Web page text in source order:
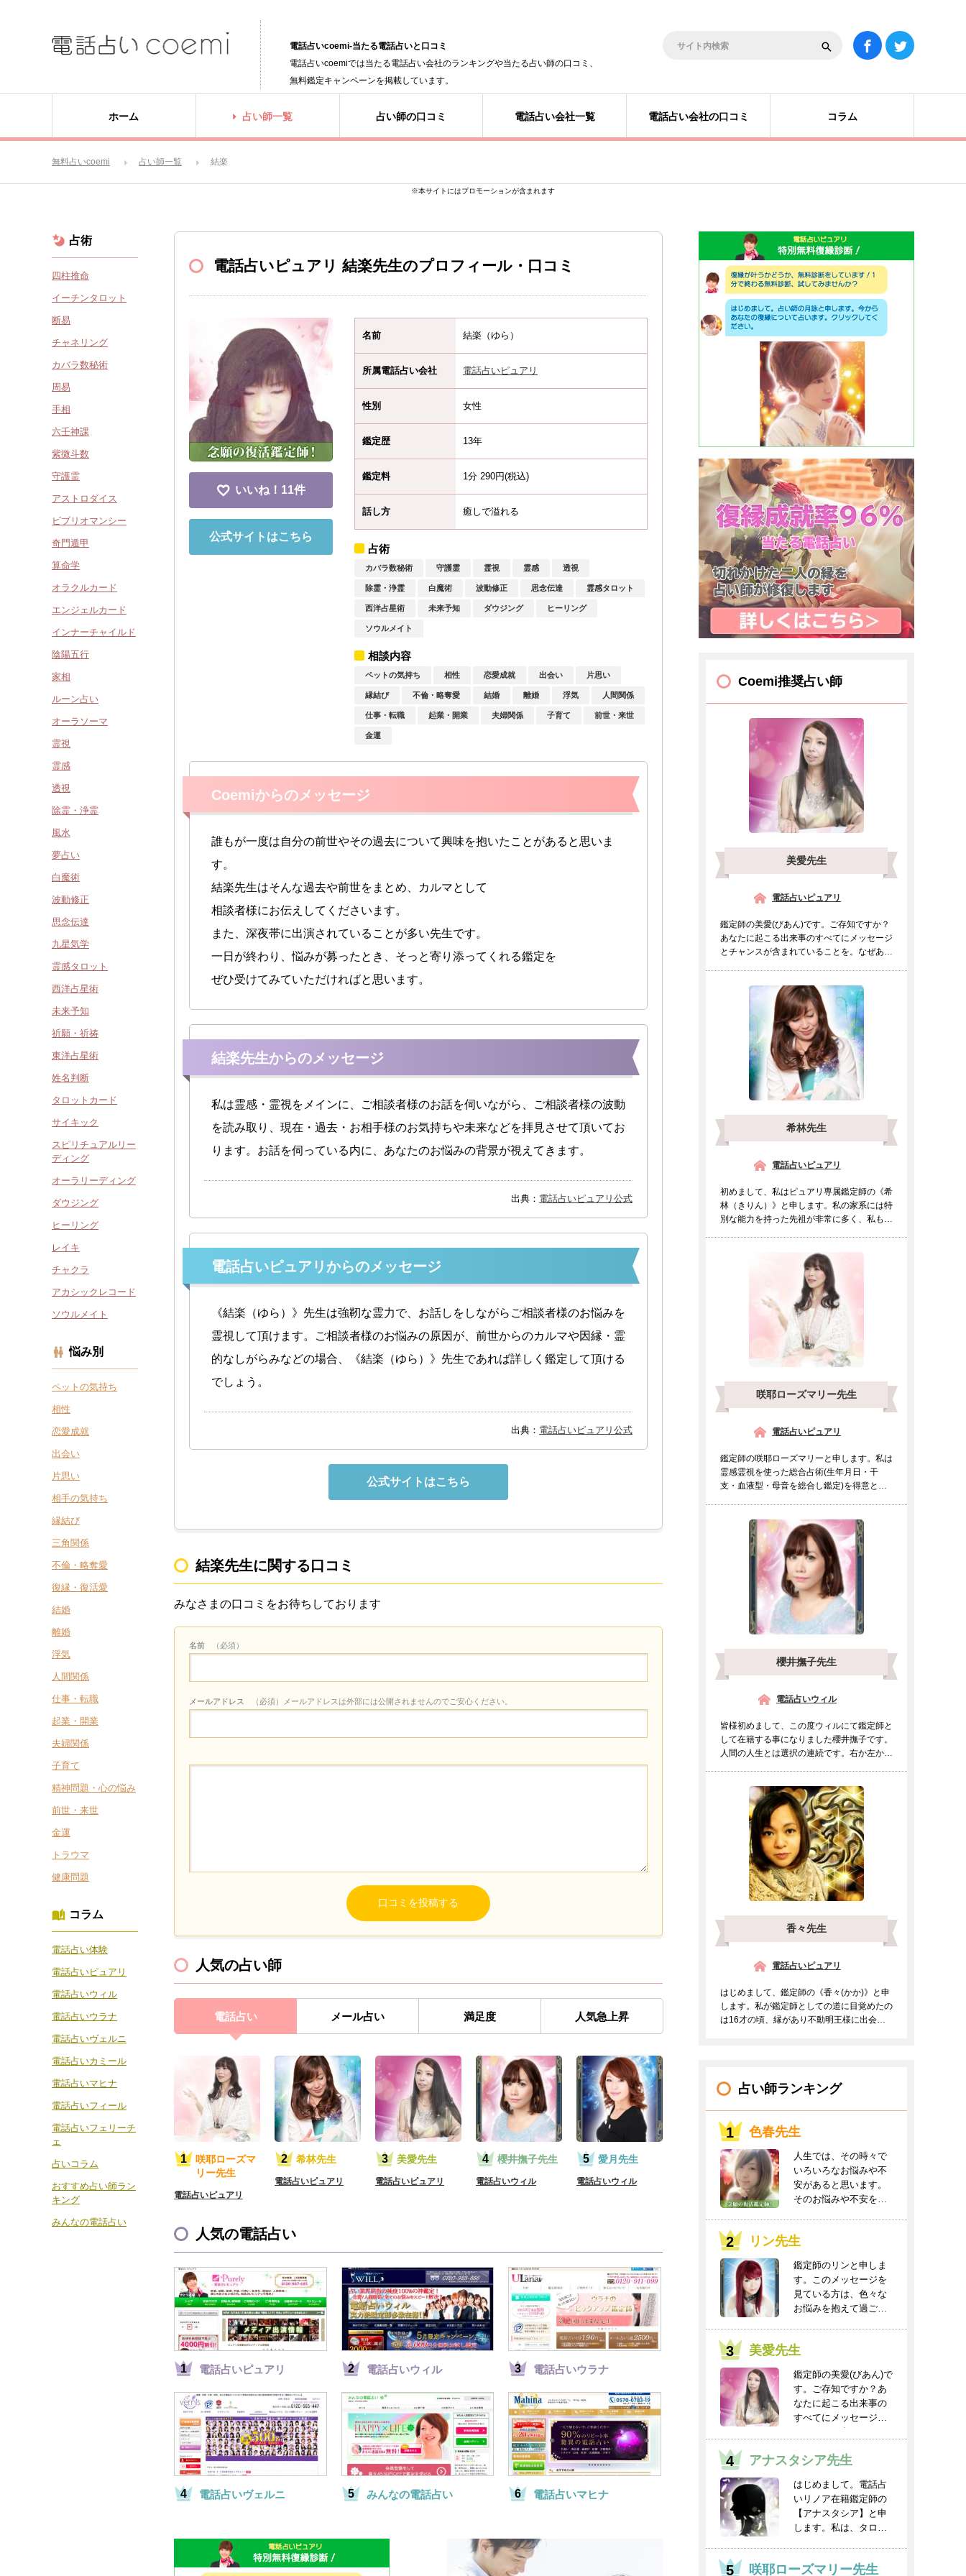
電話占いcoemi-当たる電話占いと口コミ
電話占いcoemiでは当たる電話占い会社のランキングや当たる占い師の口コミ、
無料鑑定キャンペーンを掲載しています。
ホーム 占い師一覧 占い師の口コミ 電話占い会社一覧 電話占い会社の口コミ コラム
無料占いcoemi 占い師一覧 結楽
※本サイトにはプロモーションが含まれます
電話占いピュアリ 結楽先生のプロフィール・口コミ
いいね！ 11件
公式サイトはこちら
名前 結楽（ゆら）
所属電話占い会社 電話占いピュアリ
性別 女性
鑑定歴 13年
鑑定料 1分 290円(税込)
話し方 癒しで溢れる
占術
カバラ数秘術 守護霊 霊視 霊感 透視
除霊・浄霊 白魔術 波動修正 思念伝達 霊感タロット
西洋占星術 未来予知 ダウジング ヒーリング
ソウルメイト
相談内容
ペットの気持ち 相性 恋愛成就 出会い 片思い
縁結び 不倫・略奪愛 結婚 離婚 浮気 人間関係
仕事・転職 起業・開業 夫婦関係 子育て 前世・来世
金運
Coemiからのメッセージ
誰もが一度は自分の前世やその過去について興味を抱いたことがあると思いま
す。
結楽先生はそんな過去や前世をまとめ、カルマとして
相談者様にお伝えしてくださいます。
また、深夜帯に出演されていることが多い先生です。
一日が終わり、悩みが募ったとき、そっと寄り添ってくれる鑑定を
ぜひ受けてみていただければと思います。
結楽先生からのメッセージ
私は霊感・霊視をメインに、ご相談者様のお話を伺いながら、ご相談者様の波動
を読み取り、現在・過去・お相手様のお気持ちや未来などを拝見させて頂いてお
ります。お話を伺っている内に、あなたのお悩みの背景が視えてきます。
出典： 電話占いピュアリ公式
電話占いピュアリからのメッセージ
《結楽（ゆら）》先生は強靭な霊力で、お話しをしながらご相談者様のお悩みを
霊視して頂けます。ご相談者様のお悩みの原因が、前世からのカルマや因縁・霊
的なしがらみなどの場合、《結楽（ゆら）》先生であれば詳しく鑑定して頂ける
でしょう。
出典： 電話占いピュアリ公式
公式サイトはこちら
結楽先生に関する口コミ
みなさまの口コミをお待ちしております
名前 （必須）
メールアドレス （必須）メールアドレスは外部には公開されませんのでご安心ください。
人気の占い師
電話占い メール占い 満足度 人気急上昇
咲耶ローズマ
リー先生
電話占いピュアリ
希林先生
電話占いピュアリ
美愛先生
電話占いピュアリ
櫻井撫子先生
電話占いウィル
愛月先生
電話占いウィル
人気の電話占い
電話占いピュアリ 電話占いウィル 電話占いウラナ
電話占いヴェルニ みんなの電話占い 電話占いマヒナ
Coemi推奨占い師
美愛先生
電話占いピュアリ
鑑定師の美愛(びあん)です。ご存知ですか？
あなたに起こる出来事のすべてにメッセージ
とチャンスが含まれていることを。なぜあの
希林先生
電話占いピュアリ
初めまして、私はピュアリ専属鑑定師の《希
林（きりん）》と申します。私の家系には特
別な能力を持った先祖が非常に多く、私も幼
咲耶ローズマリー先生
電話占いピュアリ
鑑定師の咲耶ローズマリーと申します。私は
霊感霊視を使った総合占術(生年月日・干
支・血液型・母音を総合し鑑定)を得意とし
櫻井撫子先生
電話占いウィル
皆様初めまして、この度ウィルにて鑑定師と
して在籍する事になりました櫻井撫子です。
人間の人生とは選択の連続です。右か左か進
香々先生
電話占いピュアリ
はじめまして、鑑定師の《香々(かか)》と申
します。私が鑑定師としての道に目覚めたの
は16才の頃、縁があり不動明王様に出会う
占い師ランキング
色春先生
人生では、その時々で
いろいろなお悩みや不
安があると思います。
そのお悩みや不安をお
リン先生
鑑定師のリンと申しま
す。このメッセージを
見ている方は、色々な
お悩みを抱えて過ごし
美愛先生
鑑定師の美愛(びあん)で
す。ご存知ですか？あ
なたに起こる出来事の
すべてにメッセージと
アナスタシア先生
はじめまして。電話占
いリノア在籍鑑定師の
【アナスタシア】と申
します。私は、タロッ
咲耶ローズマリー先生
占術
四柱推命
イーチンタロット
断易
チャネリング
カバラ数秘術
周易
手相
六壬神課
紫微斗数
守護霊
アストロダイス
ビブリオマンシー
奇門遁甲
算命学
オラクルカード
エンジェルカード
インナーチャイルド
陰陽五行
家相
ルーン占い
オーラソーマ
霊視
霊感
透視
除霊・浄霊
風水
夢占い
白魔術
波動修正
思念伝達
九星気学
霊感タロット
西洋占星術
未来予知
祈願・祈祷
東洋占星術
姓名判断
タロットカード
サイキック
スピリチュアルリー
ディング
オーラリーディング
ダウジング
ヒーリング
レイキ
チャクラ
アカシックレコード
ソウルメイト
悩み別
ペットの気持ち
相性
恋愛成就
出会い
片思い
相手の気持ち
縁結び
三角関係
不倫・略奪愛
復縁・復活愛
結婚
離婚
浮気
人間関係
仕事・転職
起業・開業
夫婦関係
子育て
精神問題・心の悩み
前世・来世
金運
トラウマ
健康問題
コラム
電話占い体験
電話占いピュアリ
電話占いウィル
電話占いウラナ
電話占いヴェルニ
電話占いカミール
電話占いマヒナ
電話占いフィール
電話占いフェリーチ
ェ
占いコラム
おすすめ占い師ラン
キング
みんなの電話占い